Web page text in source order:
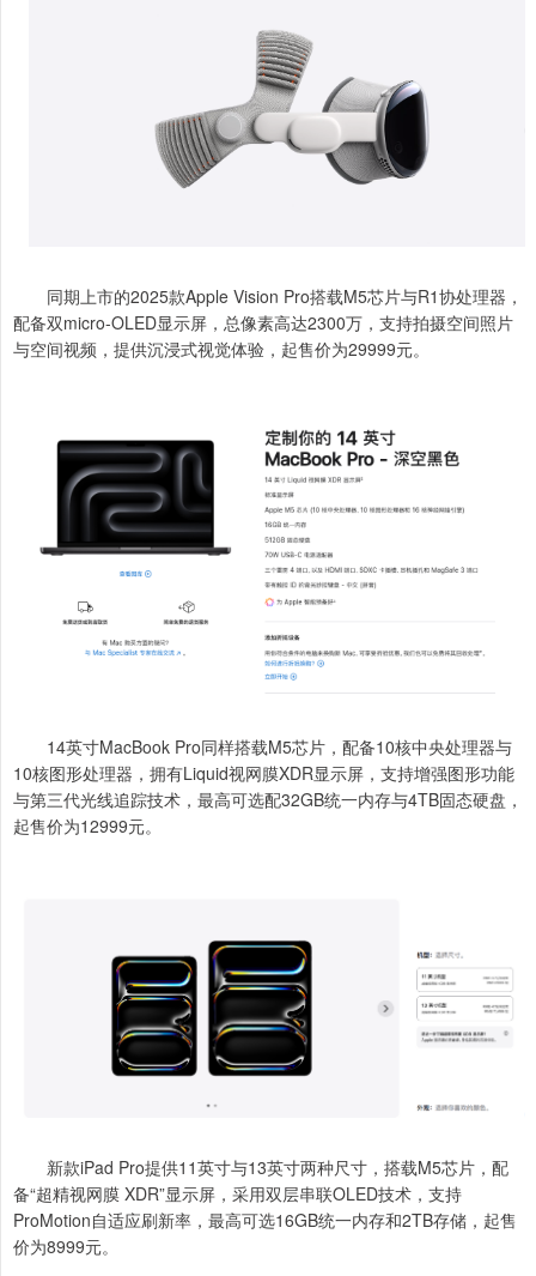
同期上市的2025款Apple Vision Pro搭载M5芯片与R1协处理器，
配备双micro-OLED显示屏，总像素高达2300万，支持拍摄空间照片
与空间视频，提供沉浸式视觉体验，起售价为29999元。
14英寸MacBook Pro同样搭载M5芯片，配备10核中央处理器与
10核图形处理器，拥有Liquid视网膜XDR显示屏，支持增强图形功能
与第三代光线追踪技术，最高可选配32GB统一内存与4TB固态硬盘，
起售价为12999元。
新款iPad Pro提供11英寸与13英寸两种尺寸，搭载M5芯片，配
备“超精视网膜 XDR”显示屏，采用双层串联OLED技术，支持
ProMotion自适应刷新率，最高可选16GB统一内存和2TB存储，起售
价为8999元。